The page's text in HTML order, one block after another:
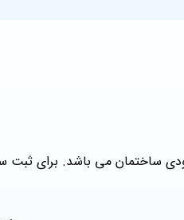
ساختمان می باشد. برای ثبت